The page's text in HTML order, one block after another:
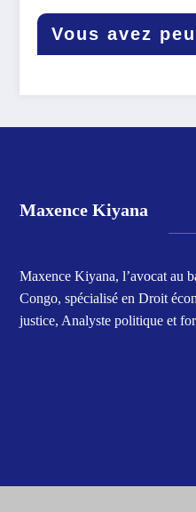
Vous avez
Maxence Kiyana
Maxence Kiyana, l’avocat au
Congo, spécialisé en Droit
justice, Analyste politique et